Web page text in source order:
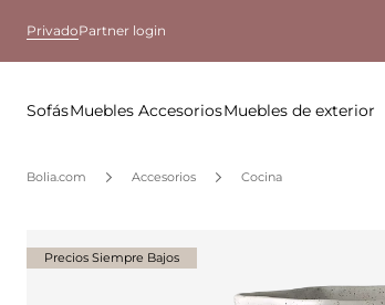
PrivadoPartner login
SofásMuebles AccesoriosMuebles de exterior
Bolia.com Accesorios Cocina
Precios Siempre Bajos